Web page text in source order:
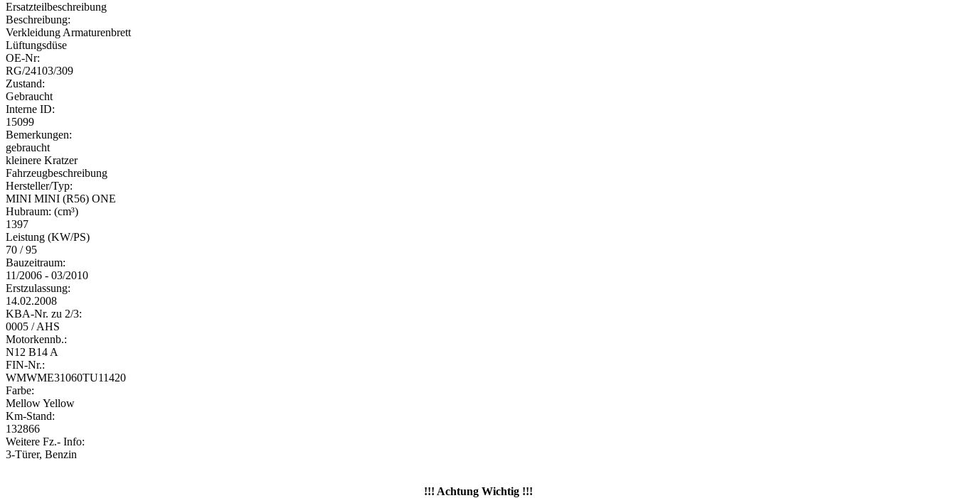
Ersatzteilbeschreibung
Beschreibung:
Verkleidung Armaturenbrett
Lüftungsdüse
OE-Nr:
RG/24103/309
Zustand:
Gebraucht
Interne ID:
15099
Bemerkungen:
gebraucht
kleinere Kratzer
Fahrzeugbeschreibung
Hersteller/Typ:
MINI MINI (R56) ONE
Hubraum: (cm³)
1397
Leistung (KW/PS)
70 / 95
Bauzeitraum:
11/2006 - 03/2010
Erstzulassung:
14.02.2008
KBA-Nr. zu 2/3:
0005 / AHS
Motorkennb.:
N12 B14 A
FIN-Nr.:
WMWME31060TU11420
Farbe:
Mellow Yellow
Km-Stand:
132866
Weitere Fz.- Info:
3-Türer, Benzin
!!! Achtung Wichtig !!!